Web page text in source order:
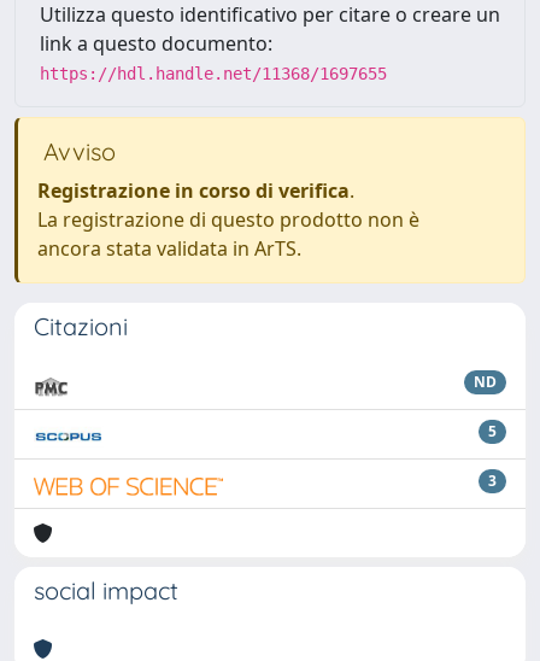
Utilizza questo identificativo per citare o creare un
link a questo documento:
https://hdl.handle.net/11368/1697655
Avviso
Registrazione in corso di verifica.
La registrazione di questo prodotto non è
ancora stata validata in ArTS.
Citazioni
ND
5
3
social impact